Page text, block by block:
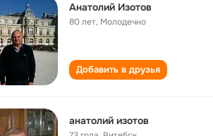
Анатолий Изотов
80 лет, Молодечно
Добавить в друзья
анатолий изотов